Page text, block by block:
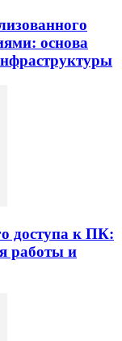
основа
доступа к ПК:
работы и